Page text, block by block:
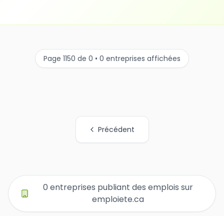
Page 1150 de 0 • 0 entreprises affichées
Précédent
0 entreprises publiant des emplois sur
emploiete.ca